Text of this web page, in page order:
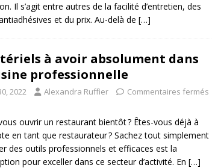
Il s’agit entre autres de la facilité d’entretien, des
et du prix. Au-delà de […]
à avoir absolument dans
professionnelle
2022 Alexandra Ruffier Commentaires fermés
ouvrir un restaurant bientôt ? Êtes-vous déjà à
en tant que restaurateur ? Sachez tout simplement
des outils professionnels et efficaces est la
pour exceller dans ce secteur d’activité. En […]